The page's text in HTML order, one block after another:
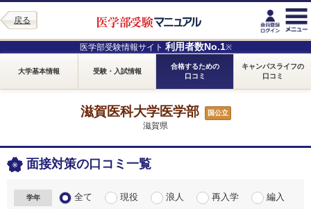
戻る
医学部受験情報サイト 利用者数No.1※
大学基本情報 受験・入試情報
合格するための
口コミ
キャンパスライフの
口コミ
滋賀医科大学医学部 国公立
滋賀県
面接対策の口コミ一覧
学年 全て 現役 浪人 再入学 編入